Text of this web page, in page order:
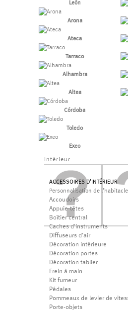
León
Arona
Ateca
Tarraco
Alhambra
Altea
Córdoba
Toledo
Exeo
Intérieur
ACCESSOIRES D'INTÉRIEUR
Personnalisation de l'habitacle
Accoudoirs
Appuie-têtes
Boîtier central
Caches d'instruments
Diffuseurs d'air
Décoration intérieure
Décoration portes
Décoration tablier
Frein à main
Kit fumeur
Pédales
Pommeaux de levier de
Porte-objets